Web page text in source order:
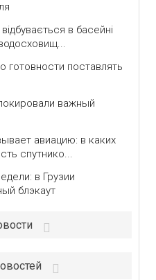
в басейні
готовности поставлять
важный
авиацию: в каких
спутнико...
в Грузии
блэкаут